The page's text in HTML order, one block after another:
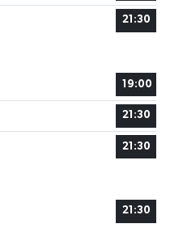
21:30
19:00
21:30
21:30
21:30